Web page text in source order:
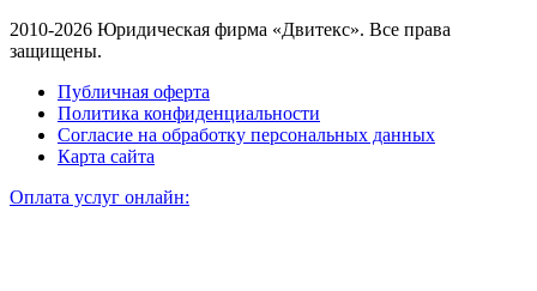
2010-2026 Юридическая фирма «Двитекс». Все права
защищены.
Публичная оферта
Политика конфиденциальности
Согласие на обработку персональных данных
Карта сайта
Оплата услуг онлайн: